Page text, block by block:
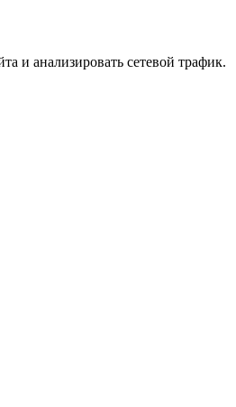
и анализировать сетевой трафик.